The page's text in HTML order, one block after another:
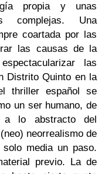
propia y unas
complejas. Una
coartada por las
las causas de la
las
Distrito Quinto en la
thriller español se
un ser humano, de
a lo abstracto del
neorrealismo de
solo media un paso.
previo. La de